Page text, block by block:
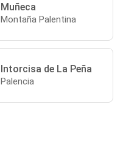
Muñeca
Montaña Palentina
Intorcisa de La Peña
Palencia